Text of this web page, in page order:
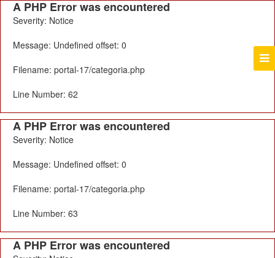
A PHP Error was encountered
Severity: Notice
Message: Undefined offset: 0
Filename: portal-17/categoria.php
Line Number: 62
A PHP Error was encountered
Severity: Notice
Message: Undefined offset: 0
Filename: portal-17/categoria.php
Line Number: 63
A PHP Error was encountered